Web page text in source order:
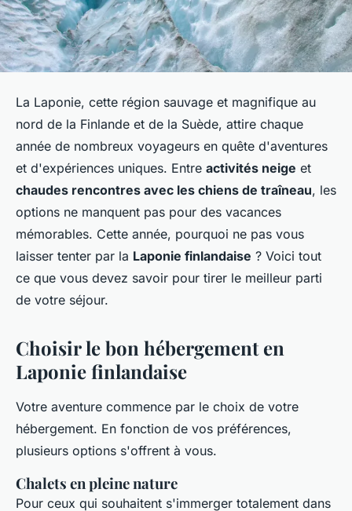
La Laponie, cette région sauvage et magnifique au
nord de la Finlande et de la Suède, attire chaque
année de nombreux voyageurs en quête d'aventures
et d'expériences uniques. Entre activités neige et
chaudes rencontres avec les chiens de traîneau, les
options ne manquent pas pour des vacances
mémorables. Cette année, pourquoi ne pas vous
laisser tenter par la Laponie finlandaise ? Voici tout
ce que vous devez savoir pour tirer le meilleur parti
de votre séjour.
Choisir le bon hébergement en
Laponie finlandaise
Votre aventure commence par le choix de votre
hébergement. En fonction de vos préférences,
plusieurs options s'offrent à vous.
Chalets en pleine nature
Pour ceux qui souhaitent s'immerger totalement dans